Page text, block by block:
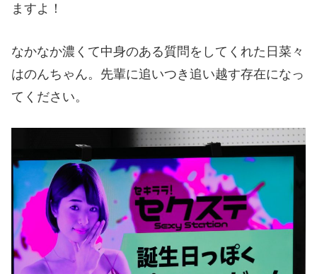
ますよ！
なかなか濃くて中身のある質問をしてくれた日菜々
はのんちゃん。先輩に追いつき追い越す存在になっ
てください。